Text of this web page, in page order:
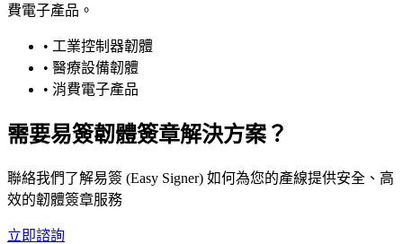
費電子產品。
• 工業控制器韌體
• 醫療設備韌體
• 消費電子產品
需要易簽韌體簽章解決方案？
聯絡我們了解易簽 (Easy Signer) 如何為您的產線提供安全、高
效的韌體簽章服務
立即諮詢